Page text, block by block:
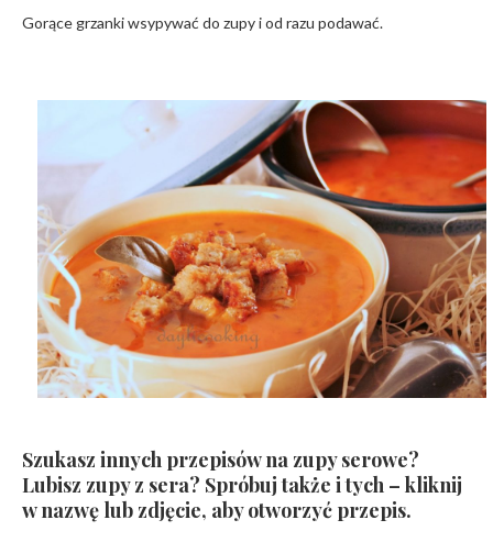
Gorące grzanki wsypywać do zupy i od razu podawać.
Szukasz innych przepisów na zupy serowe?
Lubisz zupy z sera? Spróbuj także i tych – kliknij
w nazwę lub zdjęcie, aby otworzyć przepis.